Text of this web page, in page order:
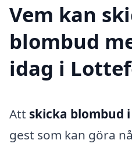
Vem kan
blombud
idag i
Att skicka blombud
gest som kan göra